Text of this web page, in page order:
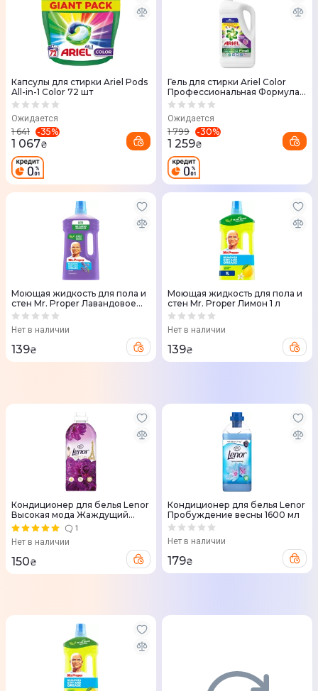
Капсулы для стирки Ariel Pods
All-in-1 Color 72 шт
Ожидается
1 641 -35%
1 067₴
Гель для стирки Ariel Color
Профессиональная Формула 5
л
Ожидается
1 799 -30%
1 259₴
Моющая жидкость для пола и
стен Mr. Proper Лавандовое
спокойствие 1 л
Нет в наличии
139₴
Моющая жидкость для пола и
стен Mr. Proper Лимон 1 л
Нет в наличии
139₴
Кондиционер для белья Lenor
Высокая мода Жаждущий
1200 мл
1
Нет в наличии
150₴
Кондиционер для белья Lenor
Пробуждение весны 1600 мл
Нет в наличии
179₴